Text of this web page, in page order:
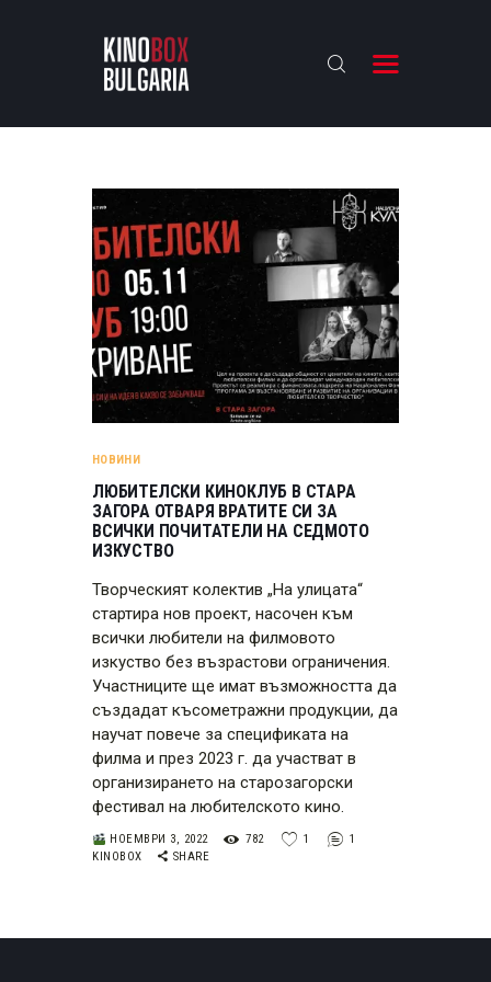
KINOBOX BULGARIA
АНАЛИЗИ
БАХТИ НАГРАДИТЕ
ИНТЕРВЮТА
ЗА НАС
НОВИНИ
ЛЮБИТЕЛСКИ КИНОКЛУБ В СТАРА
ЗАГОРА ОТВАРЯ ВРАТИТЕ СИ ЗА
ВСИЧКИ ПОЧИТАТЕЛИ НА СЕДМОТО
ИЗКУСТВО
Творческият колектив „На улицата“
стартира нов проект, насочен към
всички любители на филмовото
изкуство без възрастови ограничения.
Участниците ще имат възможността да
създадат късометражни продукции, да
научат повече за спецификата на
филма и през 2023 г. да участват в
организирането на старозагорски
фестивал на любителското кино.
НОЕМВРИ 3, 2022 782 1
1
KINOBOX
SHARE